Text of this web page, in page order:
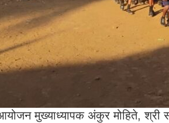
मुख्याध्यापक अंकुर मोहिते, श्री